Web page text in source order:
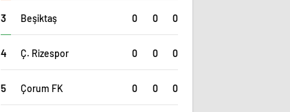
Beşiktaş 0 0 0
Ç. Rizespor 0 0 0
Çorum FK 0 0 0